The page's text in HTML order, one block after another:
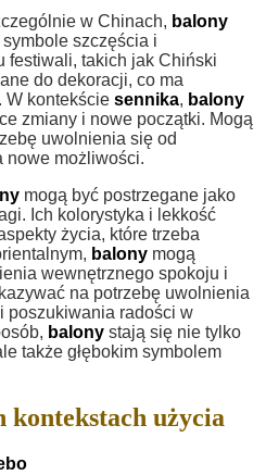
w Chinach, balony
szczęścia i
festiwali, takich jak Chiński
do dekoracji, co ma
W kontekście sennika, balony
zmiany i nowe początki. Mogą
uwolnienia się od
nowe możliwości.
mogą być postrzegane jako
Ich kolorystyka i lekkość
życia, które trzeba
balony mogą
wewnętrznego spokoju i
na potrzebę uwolnienia
poszukiwania radości w
balony stają się nie tylko
także głębokim symbolem
kontekstach użycia